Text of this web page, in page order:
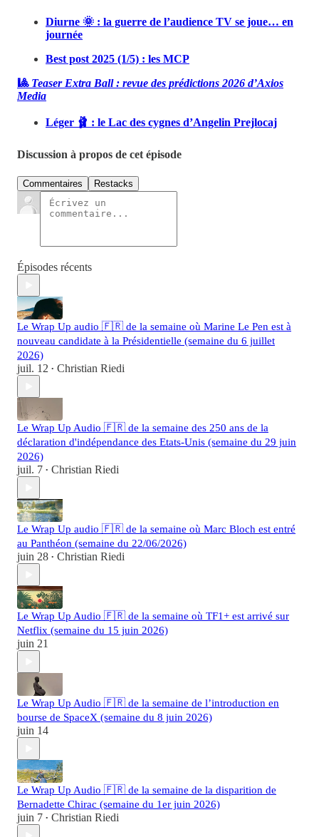
Diurne 🌞 : la guerre de l’audience TV se joue… en
journée
Best post 2025 (1/5) : les MCP
🎱 Teaser Extra Ball : revue des prédictions 2026 d’Axios
Media
Léger 🩰 : le Lac des cygnes d’Angelin Prejlocaj
Discussion à propos de cet épisode
Commentaires Restacks
Épisodes récents
Le Wrap Up audio 🇫🇷 de la semaine où Marine Le Pen est à
nouveau candidate à la Présidentielle (semaine du 6 juillet
2026)
juil. 12 • Christian Riedi
Le Wrap Up Audio 🇫🇷 de la semaine des 250 ans de la
déclaration d'indépendance des Etats-Unis (semaine du 29 juin
2026)
juil. 7 • Christian Riedi
Le Wrap Up audio 🇫🇷 de la semaine où Marc Bloch est entré
au Panthéon (semaine du 22/06/2026)
juin 28 • Christian Riedi
Le Wrap Up Audio 🇫🇷 de la semaine où TF1+ est arrivé sur
Netflix (semaine du 15 juin 2026)
juin 21
Le Wrap Up Audio 🇫🇷 de la semaine de l’introduction en
bourse de SpaceX (semaine du 8 juin 2026)
juin 14
Le Wrap Up Audio 🇫🇷 de la semaine de la disparition de
Bernadette Chirac (semaine du 1er juin 2026)
juin 7 • Christian Riedi